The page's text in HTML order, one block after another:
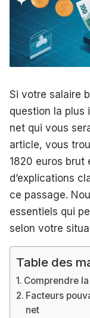
Si votre salaire
question la plus
net qui vous
article, vous
1820 euros brut
d’explications
ce passage.
essentiels qui
selon votre
Table des
Comprendre
Facteurs
net